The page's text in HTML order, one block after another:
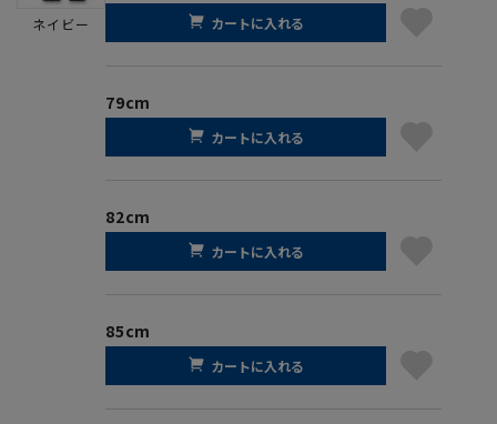
ネイビー カートに入れる
79cm
カートに入れる
82cm
カートに入れる
85cm
カートに入れる